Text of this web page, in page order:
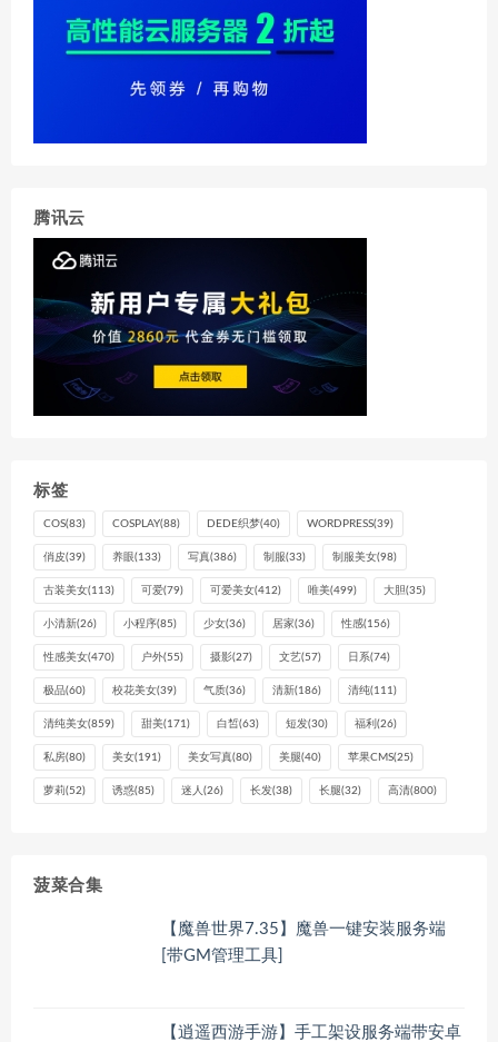
腾讯云
标签
COS(83) COSPLAY(88) DEDE织梦(40) WORDPRESS(39)
俏皮(39) 养眼(133) 写真(386) 制服(33) 制服美女(98)
古装美女(113) 可爱(79) 可爱美女(412) 唯美(499) 大胆(35)
小清新(26) 小程序(85) 少女(36) 居家(36) 性感(156)
性感美女(470) 户外(55) 摄影(27) 文艺(57) 日系(74)
极品(60) 校花美女(39) 气质(36) 清新(186) 清纯(111)
清纯美女(859) 甜美(171) 白皙(63) 短发(30) 福利 (26)
私房(80) 美女(191) 美女写真(80) 美腿(40) 苹果CMS(25)
萝莉(52) 诱惑(85) 迷人 (26) 长发(38) 长腿(32) 高清(800)
菠菜合集
【魔兽世界7.35】魔兽一键安装服务端
[带GM管理工具]
【逍遥西游手游】手工架设服务端带安卓